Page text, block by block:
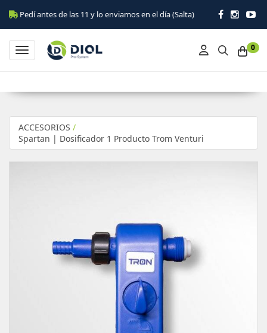
antes de las 11 y lo enviamos en el día (Salta)
0
Toggle navigation
ACCESORIOS /
Spartan | Dosificador 1 Producto Trom Venturi